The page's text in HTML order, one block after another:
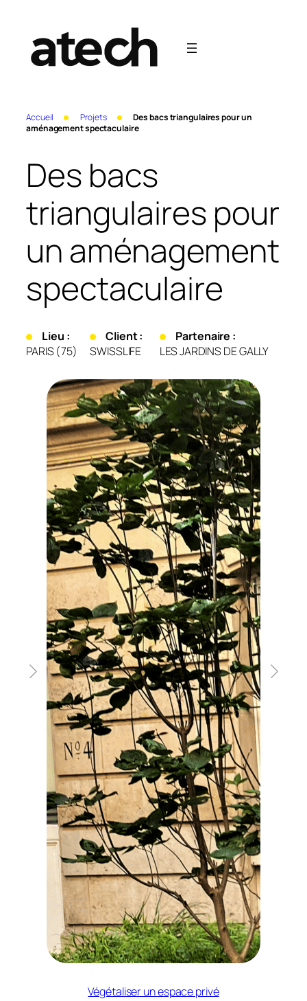
contenu
Accueil Projets
Des bacs triangulaires pour un
aménagement spectaculaire
Des bacs
triangulaires pour
un aménagement
spectaculaire
Lieu :
PARIS (75)
Client :
SWISSLIFE
Partenaire :
LES JARDINS DE GALLY
Végétaliser un espace privé